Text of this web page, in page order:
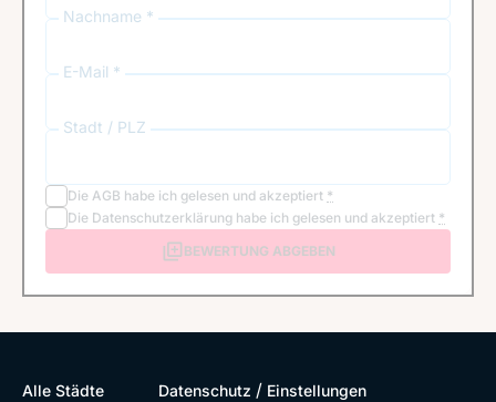
Nachname *
E-Mail *
Stadt / PLZ
Die AGB habe ich gelesen und akzeptiert *
Die Datenschutzerklärung habe ich gelesen und akzeptiert *
BEWERTUNG ABGEBEN
Alle Städte
Datenschutz / Einstellungen